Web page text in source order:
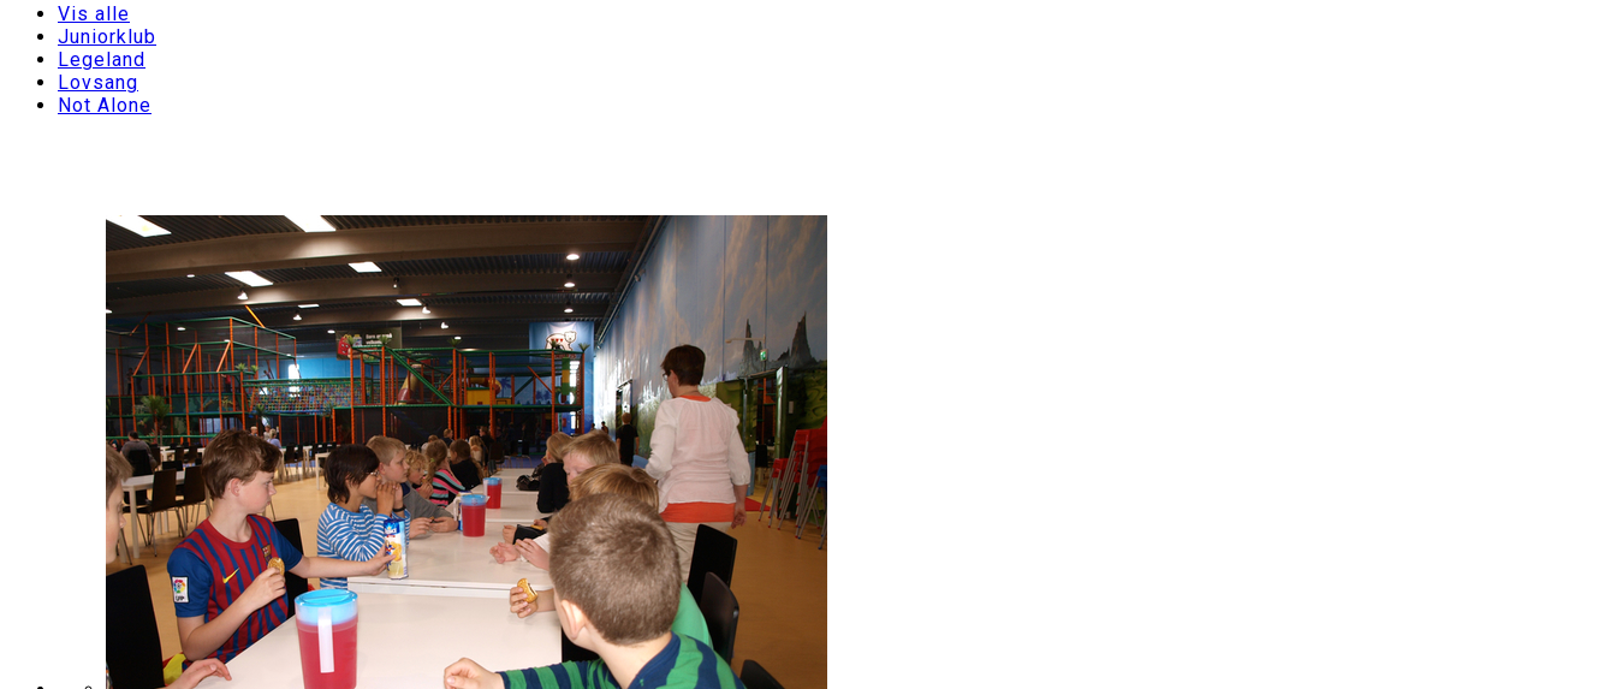
Vis alle
Juniorklub
Legeland
Lovsang
Not Alone